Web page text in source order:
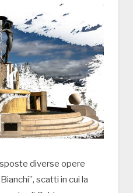
diverse opere
scatti in cui la